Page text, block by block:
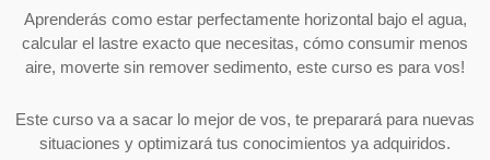
Aprenderás como estar perfectamente horizontal bajo el agua,
calcular el lastre exacto que necesitas, cómo consumir menos
aire, moverte sin remover sedimento, este curso es para vos!
Este curso va a sacar lo mejor de vos, te preparará para nuevas
situaciones y optimizará tus conocimientos ya adquiridos.